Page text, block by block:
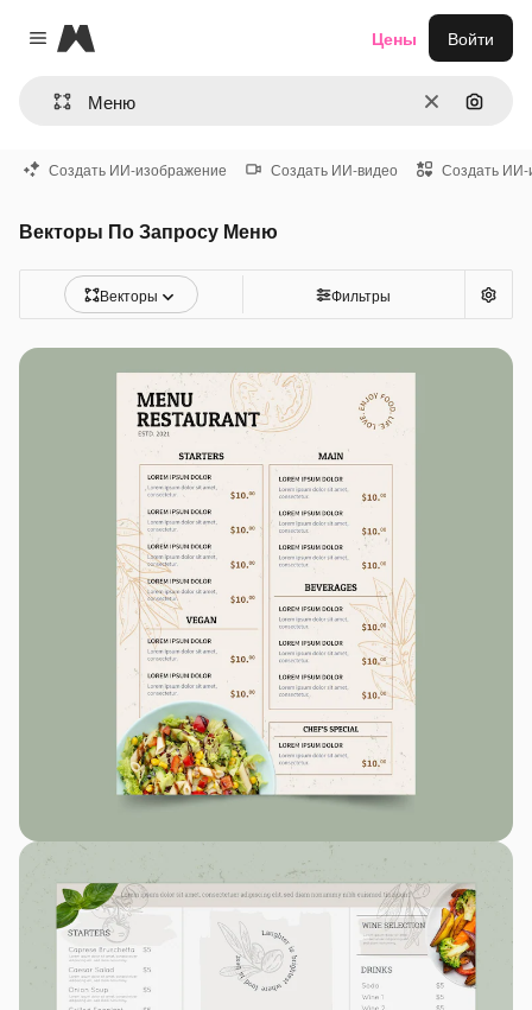
Close menu
Magnific
ОчиститьПоиск
Цены Войти
Создать ИИ-изображение Создать ИИ-видео Создать ИИ-
Векторы По Запросу Меню
Векторы Фильтры